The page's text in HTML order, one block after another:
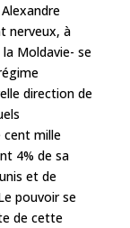
nerveux, à
Moldavie- se
direction de
cent mille
4% de sa
et de
pouvoir se
de cette